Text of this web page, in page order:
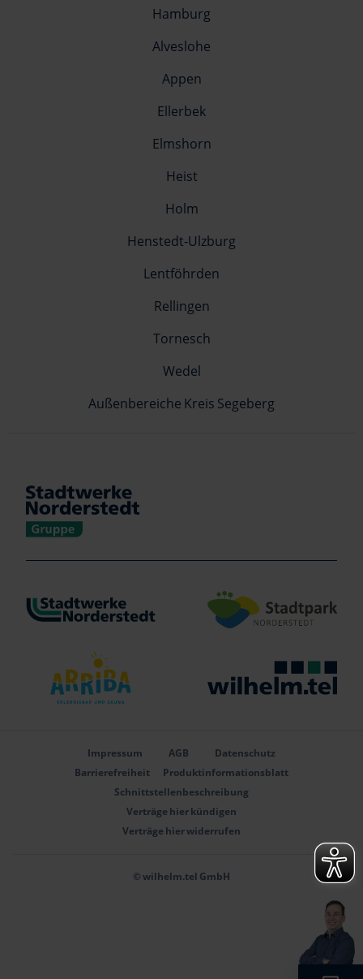
Hamburg
Alveslohe
Appen
Ellerbek
Elmshorn
Heist
Holm
Henstedt-Ulzburg
Lentföhrden
Rellingen
Tornesch
Wedel
Außenbereiche Kreis Segeberg
Impressum AGB
Datenschutz
Barrierefreiheit
Produktinformationsblatt
Schnittstellenbeschreibung
Verträge hier kündigen
Verträge hier widerrufen
© wilhelm.tel GmbH